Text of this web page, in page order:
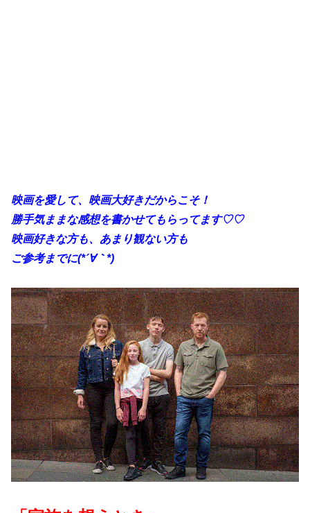
映画を愛して、映画大好きだからこそ！
勝手気ままな感想を書かせてもらってます♡♡
映画好きな方も、あまり観ない方も
ご参考までに(*´∀｀*)